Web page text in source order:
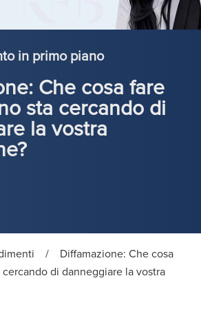
in primo piano
Che cosa fare
sta cercando di
la vostra
/
Diffamazione: Che cosa
di danneggiare la vostra